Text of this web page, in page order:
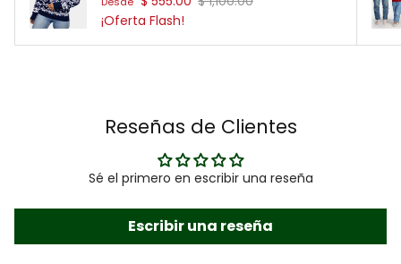
¡Oferta Flash!
Reseñas de Clientes
Sé el primero en escribir una reseña
Escribir una reseña